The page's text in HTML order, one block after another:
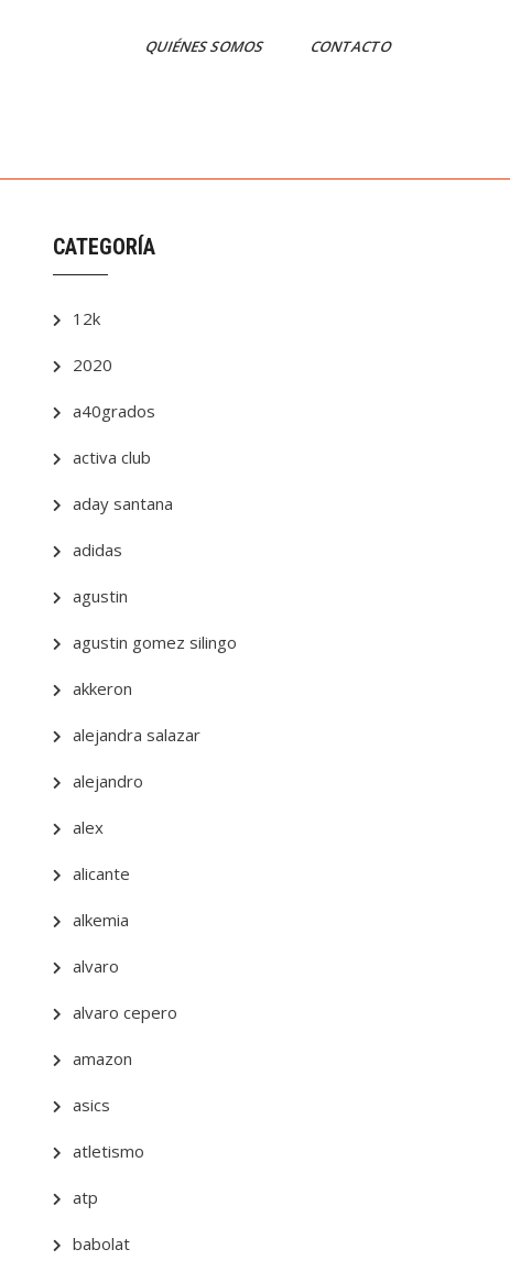
QUIÉNES SOMOS CONTACTO
CATEGORÍA
12k
2020
a40grados
activa club
aday santana
adidas
agustin
agustin gomez silingo
akkeron
alejandra salazar
alejandro
alex
alicante
alkemia
alvaro
alvaro cepero
amazon
asics
atletismo
atp
babolat